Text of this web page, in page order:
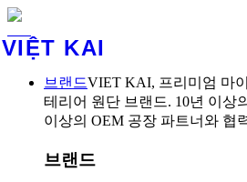
VIỆT KAI
브랜드VIET KAI, 프리미엄 마
테리어 원단 브랜드. 10년 이상
이상의 OEM 공장 파트너와 협
브랜드